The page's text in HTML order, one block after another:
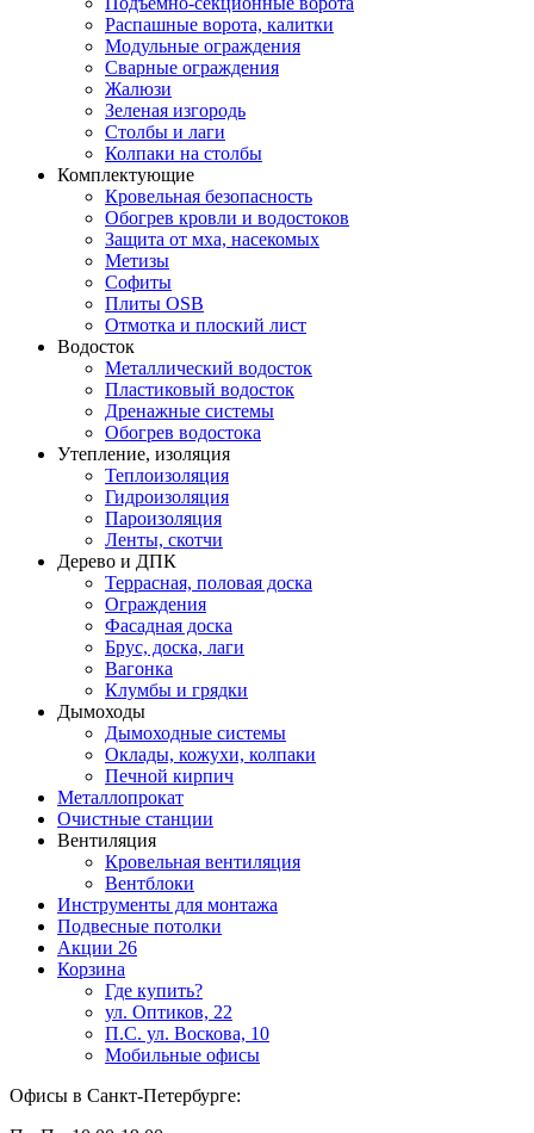
Распашные ворота, калитки
Модульные ограждения
Сварные ограждения
Жалюзи
Зеленая изгородь
Столбы и лаги
Колпаки на столбы
Комплектующие
Кровельная безопасность
Обогрев кровли и водостоков
Защита от мха, насекомых
Метизы
Софиты
Плиты OSB
Отмотка и плоский лист
Водосток
Металлический водосток
Пластиковый водосток
Дренажные системы
Обогрев водостока
Утепление, изоляция
Теплоизоляция
Гидроизоляция
Пароизоляция
Ленты, скотчи
Дерево и ДПК
Террасная, половая доска
Ограждения
Фасадная доска
Брус, доска, лаги
Вагонка
Клумбы и грядки
Дымоходы
Дымоходные системы
Оклады, кожухи, колпаки
Печной кирпич
Металлопрокат
Очистные станции
Вентиляция
Кровельная вентиляция
Вентблоки
Инструменты для монтажа
Подвесные потолки
Акции 26
Корзина
Где купить?
ул. Оптиков, 22
П.С. ул. Воскова, 10
Мобильные офисы
Офисы в Санкт-Петербурге: